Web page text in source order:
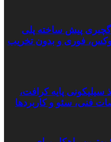
گچبری پیش ساخته پلی
فوری و بدون تخریب
سیلیکونی پایه کرافت،
فنی، سئو و کاربردها